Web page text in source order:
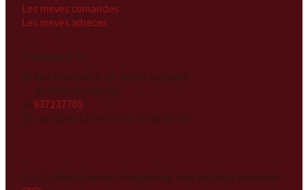
Les meves comandes
Les meves adreces
Avd Concordia, 57, 08206 Sabadell
Barcelona, España
937237705
Lun-Dom 11:30-16:30, 19:30-23:15
© 2026 Restaurante Changsheng. Tots els drets reservats.